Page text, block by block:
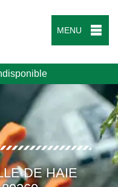
MENU
DE HAIE